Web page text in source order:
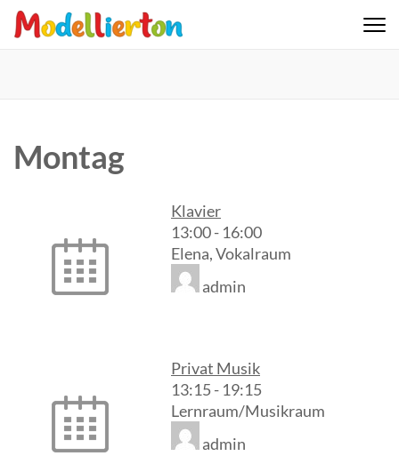
Skip
Montag
Klavier
13:00- 16:00
Elena, Vokalraum
admin
Privat Musik
13:15- 19:15
Lernraum/Musikraum
admin